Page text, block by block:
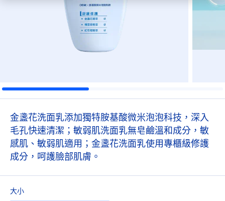
金盞花洗面乳添加獨特胺基酸微米泡泡科技，深入
毛孔快速清潔；敏弱肌洗面乳無皂鹼溫和成分，敏
感肌、敏弱肌適用；金盞花洗面乳使用專櫃級修護
成分，呵護臉部肌膚。
大小